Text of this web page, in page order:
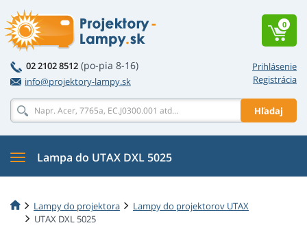
Prihlásenie
Registrácia
02 2102 8512 (po-pia 8-16)
info@projektory-lampy.sk
Hľadaj
0
Lampa do UTAX DXL 5025
Lampy do projektora
Lampy do projektorov UTAX
UTAX DXL 5025